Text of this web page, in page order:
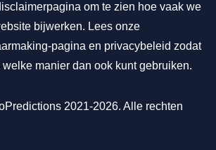
om te zien hoe vaak we
bijwerken. Lees onze
pagina en privacybeleid zodat
manier dan ook kunt gebruiken.
2021-2026. Alle rechten